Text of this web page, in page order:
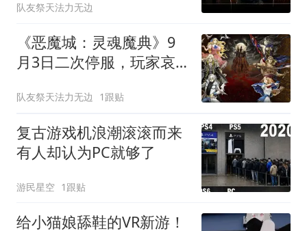
队友祭天法力无边
《恶魔城：灵魂魔典》9
月3日二次停服，玩家哀
队友祭天法力无边 1跟贴
复古游戏机浪潮滚滚而来
有人却认为PC就够了
游民星空 1跟贴
给小猫娘舔鞋的VR新游！